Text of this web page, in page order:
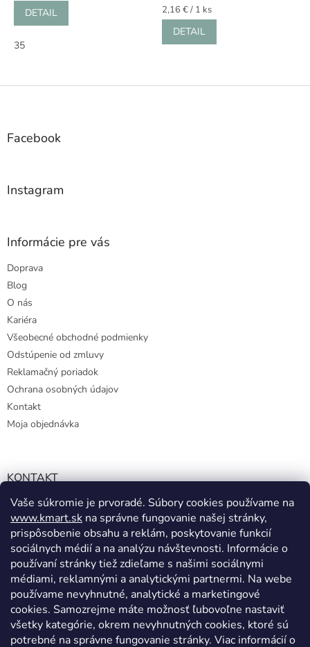
Vaše súkromie je prvoradé. Súbory cookies používame na
www.kmart.sk na správne fungovanie našej stránky,
prispôsobenie obsahu a reklám, poskytovanie funkcií
sociálnych médií a na analýzu návštevnosti. Informácie o
používaní stránky tiež zdieľame s našimi sociálnymi
médiami, reklamnými a analytickými partnermi. Na webe
používame nevyhnutné, analytické a marketingové
cookies. Samozrejme máte možnosť ľubovoľne nastaviť
všetky kategórie, okrem nevyhnutných cookies, ktoré sú
potrebné na správne fungovanie stránky. Viac informácií o
DETAIL
35
Jednotková
cena:
2,16 € / 1 ks
DETAIL
Z
Facebook
Instagram
Informácie pre vás
Doprava
Blog
O nás
Kariéra
Všeobecné obchodné podmienky
Odstúpenie od zmluvy
Reklamačný poriadok
Ochrana osobných údajov
Kontakt
Moja objednávka
KONTAKT
info@kmart.sk
+421 947 979 193
+421 947 979 193
facebook.com/Kolieramarket